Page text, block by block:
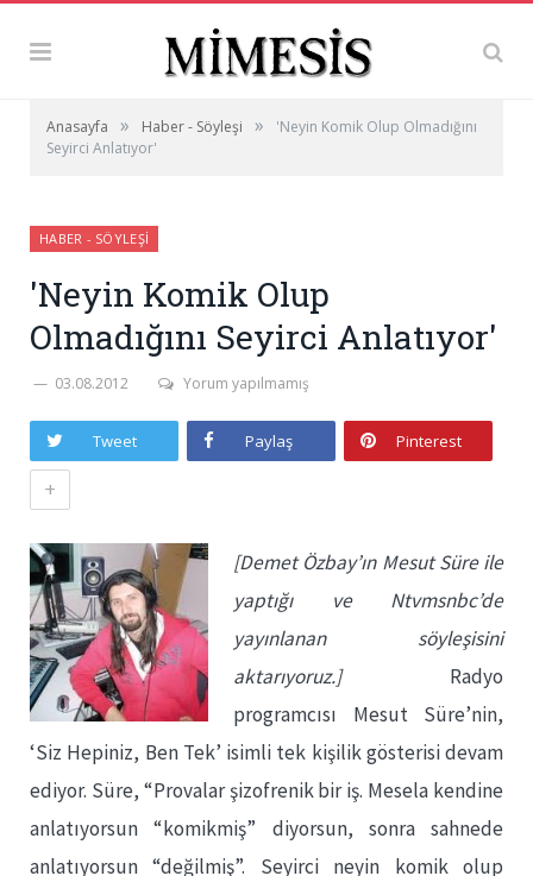
Anasayfa » Haber - Söyleşi »
'Neyin Komik Olup Olmadığını
Seyirci Anlatıyor'
HABER - SÖYLEŞI
'Neyin Komik Olup
Olmadığını Seyirci Anlatıyor'
03.08.2012 Yorum yapılmamış
Tweet Paylaş Pinterest
+
[Demet Özbay’ın Mesut Süre ile
yaptığı ve Ntvmsnbc’de
yayınlanan söyleşisini
aktarıyoruz.]Radyo
programcısı Mesut Süre’nin,
‘Siz Hepiniz, Ben Tek’ isimli tek kişilik gösterisi devam
ediyor. Süre, “Provalar şizofrenik bir iş. Mesela kendine
anlatıyorsun “komikmiş” diyorsun, sonra sahnede
anlatıyorsun “değilmiş”. Seyirci neyin komik olup